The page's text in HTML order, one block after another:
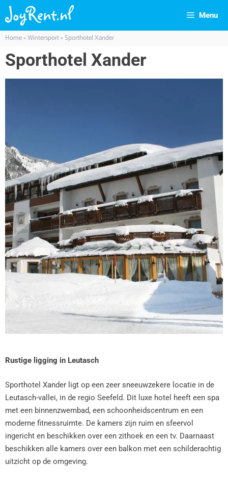
Menu
Home»Wintersport»Sporthotel Xander
Sporthotel Xander
Rustige ligging in Leutasch
Sporthotel Xander ligt op een zeer sneeuwzekere locatie in de
Leutasch-vallei, in de regio Seefeld. Dit luxe hotel heeft een spa
met een binnenzwembad, een schoonheidscentrum en een
moderne fitnessruimte. De kamers zijn ruim en sfeervol
ingericht en beschikken over een zithoek en een tv. Daarnaast
beschikken alle kamers over een balkon met een schilderachtig
uitzicht op de omgeving.